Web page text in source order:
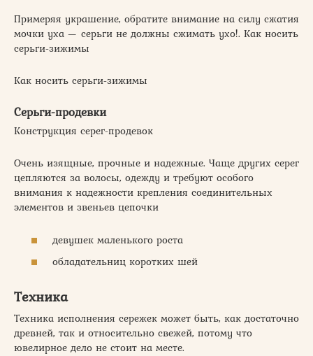
Примеряя украшение, обратите внимание на силу сжатия
мочки уха — серьги не должны сжимать ухо!. Как носить
серьги-зижимы
Как носить серьги-зижимы
Серьги-продевки
Конструкция серег-продевок
Очень изящные, прочные и надежные. Чаще других серег
цепляются за волосы, одежду и требуют особого
внимания к надежности крепления соединительных
элементов и звеньев цепочки
девушек маленького роста
обладательниц коротких шей
Техника
Техника исполнения сережек может быть, как достаточно
древней, так и относительно свежей, потому что
ювелирное дело не стоит на месте.